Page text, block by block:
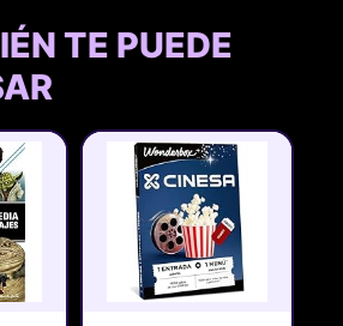
TE PUEDE